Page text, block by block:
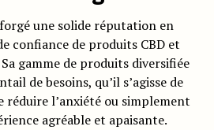
une solide réputation en
confiance de produits CBD et
gamme de produits diversifiée
de besoins, qu’il s’agisse de
réduire l’anxiété ou simplement
agréable et apaisante.